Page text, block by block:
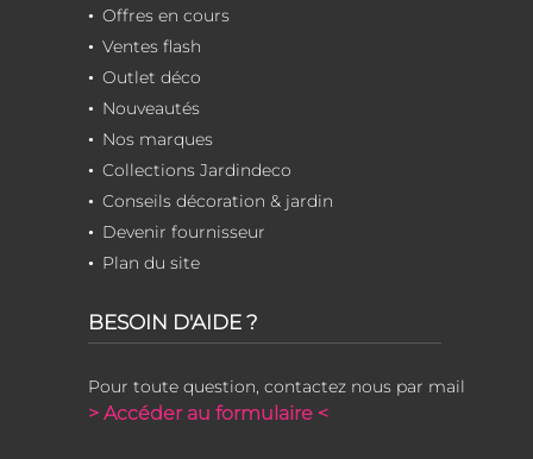
Offres en cours
Ventes flash
Outlet déco
Nouveautés
Nos marques
Collections Jardindeco
Conseils décoration & jardin
Devenir fournisseur
Plan du site
BESOIN D'AIDE ?
Pour toute question, contactez nous par mail
> Accéder au formulaire <